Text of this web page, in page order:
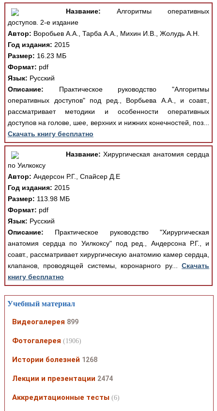
Название: Алгоритмы оперативных
доступов. 2-е издание
Автор: Воробьев А.А., Тарба А.А., Михин И.В., Жолудь А.Н.
Год издания: 2015
Размер: 16.23 МБ
Формат: pdf
Язык: Русский
Описание: Практическое руководство "Алгоритмы
оперативных доступов" под ред., Ворбьева А.А., и соавт.,
рассматривает методики и особенности оперативных
доступов на голове, шее, верхних и нижних конечностей, поз...
Скачать книгу бесплатно
Название: Хирургическая анатомия сердца
по Уилкоксу
Автор: Андерсон Р.Г., Спайсер Д.Е
Год издания: 2015
Размер: 113.98 МБ
Формат: pdf
Язык: Русский
Описание: Практическое руководство "Хирургическая
анатомия сердца по Уилкоксу" под ред., Андерсона Р.Г., и
соавт., рассматривает хирургическую анатомию камер сердца,
клапанов, проводящей системы, коронарного ру...Скачать
книгу бесплатно
Учебный материал
Видеогалерея 899
Фотогалерея (1906)
Истории болезней 1268
Лекции и презентации 2474
Аккредитационные тесты (6)